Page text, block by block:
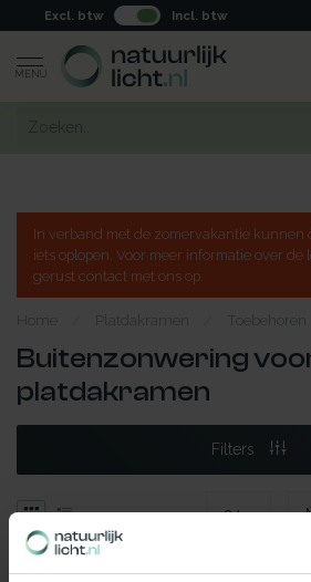
Excl. btw Incl. btw
MENU
In verband met de zomervakantie kunnen
iets oplopen. Voor meer informatie over de
gerust contact met ons op.
Home Platdakramen Toebehoren
Buitenzonwering
platdakramen
Filters